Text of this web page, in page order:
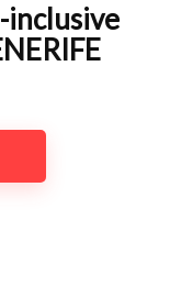
inclusive